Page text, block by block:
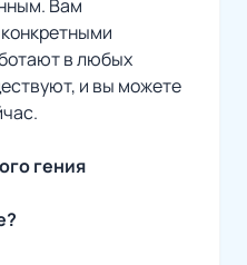
Вам
в любых
и вы можете
гения